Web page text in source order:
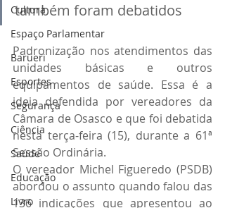
Cultura
Espaço Parlamentar
Barueri
Esportes
Segurança
Ciência
Saúde
Educação
Livro
também foram debatidos
Padronização nos atendimentos das
unidades básicas e outros
equipamentos de saúde. Essa é a
ideia defendida por vereadores da
Câmara de Osasco e que foi debatida
nesta terça-feira (15), durante a 61ª
Sessão Ordinária.
O vereador Michel Figueredo (PSDB)
abordou o assunto quando falou das
136 indicações que apresentou ao